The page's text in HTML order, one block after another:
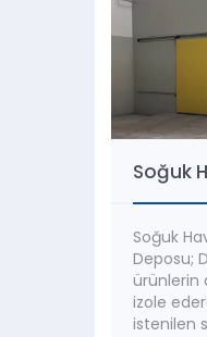
tesisleri
hasatı
şekilde
gereken
tesisi...
Soğuk
Soğuk
Deposu;
ürünlerin
izole
istenilen